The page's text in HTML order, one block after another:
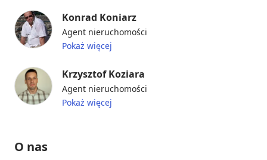
Konrad Koniarz
Agent nieruchomości
Pokaż więcej
Krzysztof Koziara
Agent nieruchomości
Pokaż więcej
O nas